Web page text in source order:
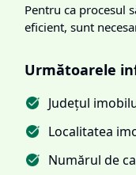
Pentru ca procesul
eficient, sunt
Următoarele
Județul
Localitatea
Numărul de